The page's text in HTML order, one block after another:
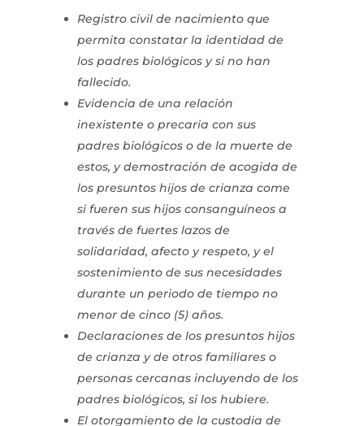
Registro civil de nacimiento que
permita constatar la identidad de
los padres biológicos y si no han
fallecido.
Evidencia de una relación
inexistente o precaria con sus
padres biológicos o de la muerte de
estos, y demostración de acogida de
los presuntos hijos de crianza come
si fueren sus hijos consanguíneos a
través de fuertes lazos de
solidaridad, afecto y respeto, y el
sostenimiento de sus necesidades
durante un periodo de tiempo no
menor de cinco (5) años.
Declaraciones de los presuntos hijos
de crianza y de otros familiares o
personas cercanas incluyendo de los
padres biológicos, si los hubiere.
El otorgamiento de la custodia de